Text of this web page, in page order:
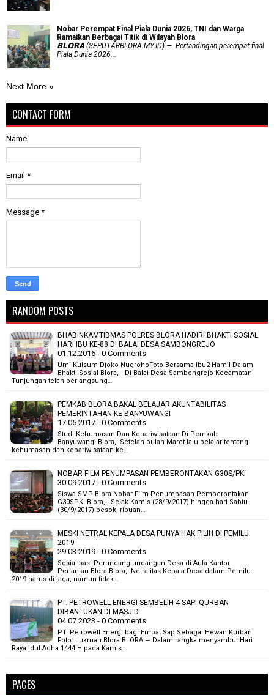
Nobar Perempat Final Piala Dunia 2026, TNI dan Warga
Ramaikan Berbagai Titik di Wilayah Blora
𝗕𝗟𝗢𝗥𝗔 (SEPUTARBLORA.MY.ID) — Pertandingan perempat final
Piala Dunia 2026...
Next More »
CONTACT FORM
Name
Email *
Message *
RANDOM POSTS
BHABINKAMTIBMAS POLRES BLORA HADIRI BHAKTI SOSIAL
HARI IBU KE-88 DI BALAI DESA SAMBONGREJO
01.12.2016 - 0 Comments
Umi Kulsum Djoko NugrohoFoto Bersama Ibu2 Hamil Dalam
Bhakti Sosial Blora,– Di Balai Desa Sambongrejo Kecamatan
Tunjungan telah berlangsung…
PEMKAB BLORA BAKAL BELAJAR AKUNTABILITAS
PEMERINTAHAN KE BANYUWANGI
17.05.2017 - 0 Comments
Studi Kehumasan Dan Kepariwisataan Di Pemkab
Banyuwangi Blora,- Setelah bulan Maret lalu belajar tentang
kehumasan dan kepariwisataan ke…
NOBAR FILM PENUMPASAN PEMBERONTAKAN G30S/PKI
30.09.2017 - 0 Comments
Siswa SMP Blora Nobar Film Penumpasan Pemberontakan
G30SPKI Blora,- Sejak Kamis (28/9/2017) hingga hari Sabtu
(30/9/2017) besok, ribuan…
MESKI NETRAL KEPALA DESA PUNYA HAK PILIH DI PEMILU
2019
29.03.2019 - 0 Comments
Sosialisasi Perundang-undangan Desa di Aula Kantor
Pertanian Blora Blora,- Netralitas Kepala Desa dalam Pemilu
2019 harus di jaga, namun tidak…
PT. PETROWELL ENERGI SEMBELIH 4 SAPI QURBAN
DIBANTUKAN DI MASJID
04.07.2023 - 0 Comments
PT. Petrowell Energi bagi Empat SapiSebagai Hewan Kurban.
Foto: Lukman Blora BLORA — Dalam rangka menyambut Hari
Raya Idul Adha 1444 H pada Kamis…
PAGES